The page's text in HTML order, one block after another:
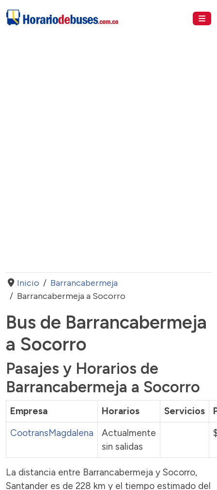
Inicio
Barrancabermeja
Barrancabermeja a Socorro
Bus de Barrancabermeja
a Socorro
Pasajes y Horarios de
Barrancabermeja a Socorro
Empresa Horarios Servicios
CootransMagdalena
Actualmente
sin salidas
La distancia entre Barrancabermeja y Socorro,
Santander es de 228 km y el tiempo estimado del